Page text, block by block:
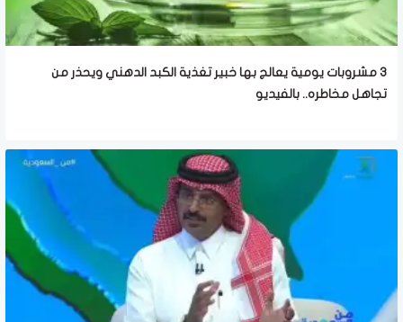
3 مشروبات يومية يعالج بها خبير تغذية الكبد الدهني ويحذر من
تجاهل مخاطره.. بالفيديو